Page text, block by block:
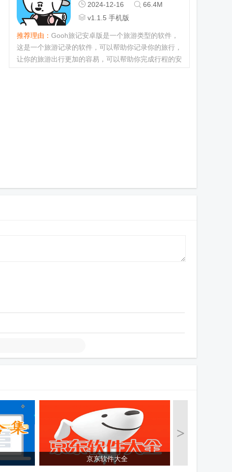
2024-12-16
66.4M
v1.1.5 手机版
推荐理由： Gooh旅记安卓版是一个旅游类型的软件，
这是一个旅游记录的软件，可以帮助你记录你的旅行，
让你的旅游出行更加的容易，可以帮助你完成行程的安
>
京东软件大全